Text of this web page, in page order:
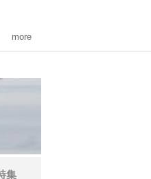
more
集